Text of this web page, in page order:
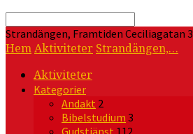
Sök
Strandängen, Framtiden Ceciliagatan 3
HemAktiviteter Strandängen,…
Aktiviteter
Kategorier
Andakt 2
Bibelstudium 3
Gudstjänst 112